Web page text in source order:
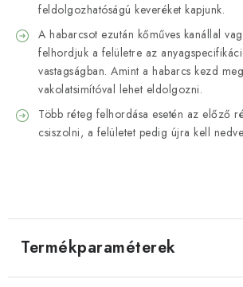
feldolgozhatóságú keveréket kapjunk.
A habarcsot ezután kőműves kanállal
felhordjuk a felületre az
vastagságban. Amint a habarcs kezd
vakolatsimítóval lehet eldolgozni.
Több réteg felhordása esetén az előző
csiszolni, a felületet pedig újra kell
Termékparaméterek